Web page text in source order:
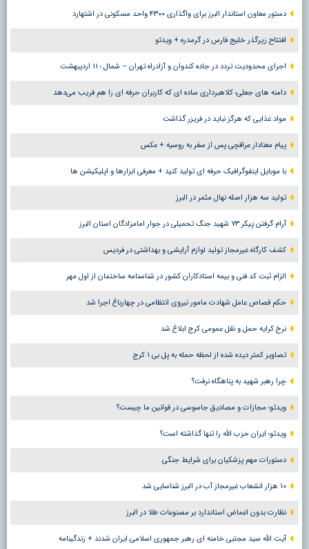
دستور معاون استاندار البرز برای واگذاری ۴۳۰۰ واحد مسکونی در اشتهارد
افتتاح زیرگذر خلیج فارس در گرمدره + ویدئو
اجرای محدودیت تردد در جاده کندوان و آزادراه تهران – شمال ؛ ١١ اردیبهشت
دامنه های جعلی؛ کلاهبرداری ساده ای که کاربران حرفه ای را هم فریب می‌دهد
مواد غذایی که هرگز نباید در فریزر گذاشت
پیام معنادار عراقچی پس از سفر به روسیه + عکس
با موبایل اینفوگرافیک حرفه ای تولید کنید + معرفی ابزارها و اپلیکیشن ها
تولید سه هزار اصله نهال مثمر در البرز
آرام گرفتن پیکر ۷۳ شهید جنگ تحمیلی در جوار امامزادگان استان البرز
کشف کارگاه غیرمجاز تولید لوازم آرایشی و بهداشتی در فردیس
الزام ثبت کد فنی و بیمه استادکاران کشور در شناسنامه ساختمان از اول مهر
حکم قصاص عامل شهادت مامور نیروی انتظامی در چهارباغ اجرا شد
نرخ کرایه حمل و نقل عمومی کرج ابلاغ شد
تصاویر کمتر دیده شده از لحظه حمله به پل بی ۱ کرج
چرا رهبر شهید به پناهگاه نرفت؟
ویدئو؛ مجازات و مصادیق جاسوسی در قوانین ما چیست؟
ویدئو؛ ایران حزب الله را تنها گذاشته است؟
دستورات مهم پزشکیان برای شرایط جنگی
۱۰ هزار انشعاب غیرمجاز آب در البرز شناسایی شد
نظارت بدون اغماض استاندارد بر مصنوعات طلا در البرز
آیت الله سید مجتبی خامنه ای رهبر جمهوری اسلامی ایران شدند + زندگینامه